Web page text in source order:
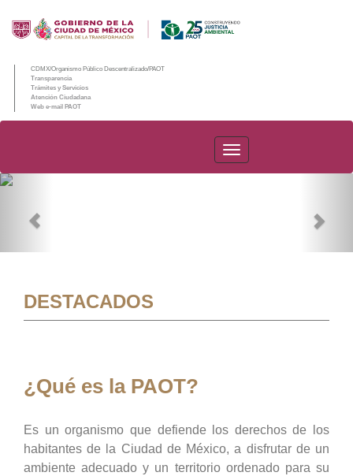
CDMX/Organismo Público Descentralizado/PAOT
Transparencia
Trámites y Servicios
Atención Ciudadana
Web e-mail PAOT
PAOT
DESTACADOS
¿Qué es la PAOT?
Es un organismo que defiende los derechos de los
habitantes de la Ciudad de México, a disfrutar de un
ambiente adecuado y un territorio ordenado para su